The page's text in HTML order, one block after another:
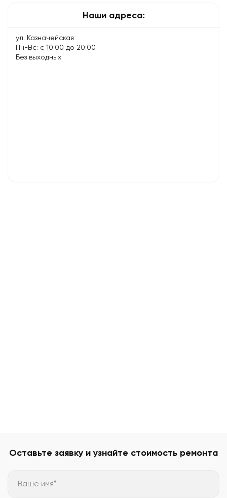
Наши адреса:
ул. Казначейская
Пн-Вс: с 10:00 до 20:00
Без выходных
Оставьте заявку и узнайте стоимость ремонта
Ваше имя*